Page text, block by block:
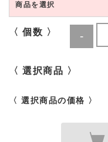
商品を選択
〈 個数 〉
〈 選択商品 〉
〈 選択商品の価格 〉